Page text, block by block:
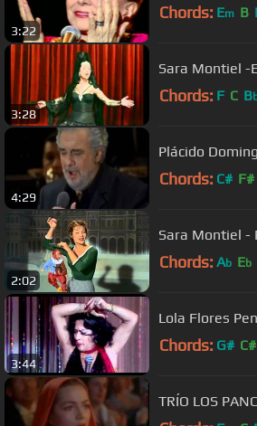
3:22
Chords: Em B
3:28
Sara Montiel -
Chords: F C B
4:29
Plácido
Chords: C# F#
2:02
Sara Montiel -
Chords: Ab Eb
3:44
Lola
Chords: G# C#
TRÍO LOS